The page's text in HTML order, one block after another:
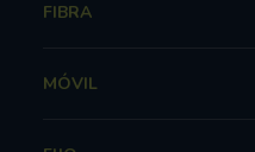
FIBRA
MÓVIL